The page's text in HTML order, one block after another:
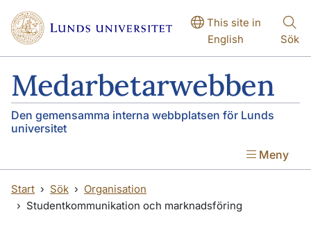
Hoppa till huvudinnehåll
This site in
English
Sök
Medarbetarwebben
Den gemensamma interna webbplatsen för Lunds
universitet
Meny
Start Sök
Organisation
Studentkommunikation och marknadsföring